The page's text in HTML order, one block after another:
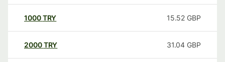
1000TRY 15.52 GBP
2000TRY 31.04 GBP